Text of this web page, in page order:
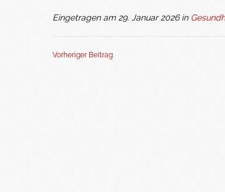
Eingetragen am 29. Januar 2026 in
Vorheriger Beitrag